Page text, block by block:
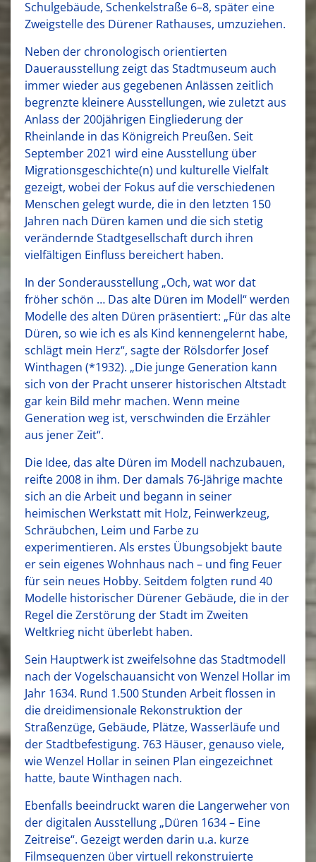
Schulgebäude, Schenkelstraße 6–8, später eine
Zweigstelle des Dürener Rathauses, umzuziehen.
Neben der chronologisch orientierten
Dauerausstellung zeigt das Stadtmuseum auch
immer wieder aus gegebenen Anlässen zeitlich
begrenzte kleinere Ausstellungen, wie zuletzt aus
Anlass der 200jährigen Eingliederung der
Rheinlande in das Königreich Preußen. Seit
September 2021 wird eine Ausstellung über
Migrationsgeschichte(n) und kulturelle Vielfalt
gezeigt, wobei der Fokus auf die verschiedenen
Menschen gelegt wurde, die in den letzten 150
Jahren nach Düren kamen und die sich stetig
verändernde Stadtgesellschaft durch ihren
vielfältigen Einfluss bereichert haben.
In der Sonderausstellung „Och, wat wor dat
fröher schön … Das alte Düren im Modell“ werden
Modelle des alten Düren präsentiert: „Für das alte
Düren, so wie ich es als Kind kennengelernt habe,
schlägt mein Herz“, sagte der Rölsdorfer Josef
Winthagen (*1932). „Die junge Generation kann
sich von der Pracht unserer historischen Altstadt
gar kein Bild mehr machen. Wenn meine
Generation weg ist, verschwinden die Erzähler
aus jener Zeit“.
Die Idee, das alte Düren im Modell nachzubauen,
reifte 2008 in ihm. Der damals 76-Jährige machte
sich an die Arbeit und begann in seiner
heimischen Werkstatt mit Holz, Feinwerkzeug,
Schräubchen, Leim und Farbe zu
experimentieren. Als erstes Übungsobjekt baute
er sein eigenes Wohnhaus nach – und fing Feuer
für sein neues Hobby. Seitdem folgten rund 40
Modelle historischer Dürener Gebäude, die in der
Regel die Zerstörung der Stadt im Zweiten
Weltkrieg nicht überlebt haben.
Sein Hauptwerk ist zweifelsohne das Stadtmodell
nach der Vogelschauansicht von Wenzel Hollar im
Jahr 1634. Rund 1.500 Stunden Arbeit flossen in
die dreidimensionale Rekonstruktion der
Straßenzüge, Gebäude, Plätze, Wasserläufe und
der Stadtbefestigung. 763 Häuser, genauso viele,
wie Wenzel Hollar in seinen Plan eingezeichnet
hatte, baute Winthagen nach.
Ebenfalls beeindruckt waren die Langerweher von
der digitalen Ausstellung „Düren 1634 – Eine
Zeitreise“. Gezeigt werden darin u.a. kurze
Filmsequenzen über virtuell rekonstruierte